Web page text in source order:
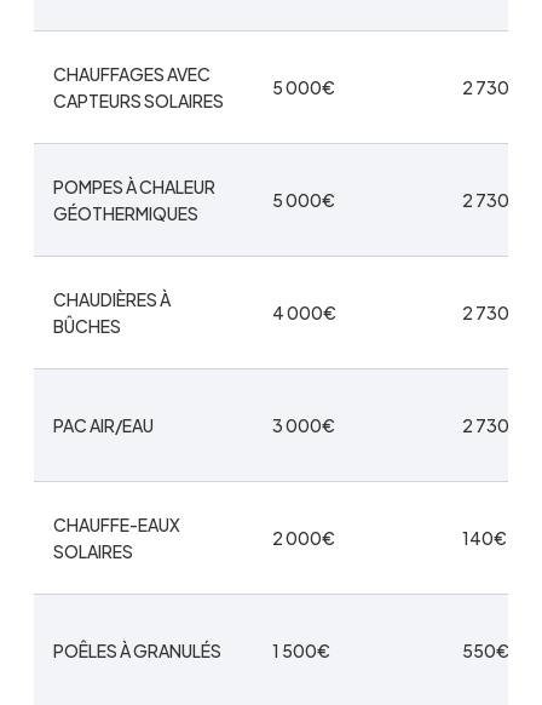
CHAUFFAGES AVEC
CAPTEURS SOLAIRES
5 000€ 2 730€
POMPES À CHALEUR
GÉOTHERMIQUES
5 000€ 2 730€
CHAUDIÈRES À
BÛCHES
4 000€ 2 730€
PAC AIR/EAU 3 000€ 2 730€
CHAUFFE-EAUX
SOLAIRES
2 000€ 140€
POÊLES À GRANULÉS 1 500€ 550€